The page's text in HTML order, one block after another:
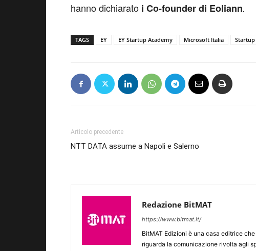
hanno dichiarato i Co-founder di Eoliann.
TAGS EY EY Startup Academy Microsoft Italia
Articolo precedente
NTT DATA assume a Napoli e Salerno
Redazione BitMAT
https://www.bitmat.it/
BitMAT Edizioni è una casa editrice
riguarda la comunicazione rivolta agli